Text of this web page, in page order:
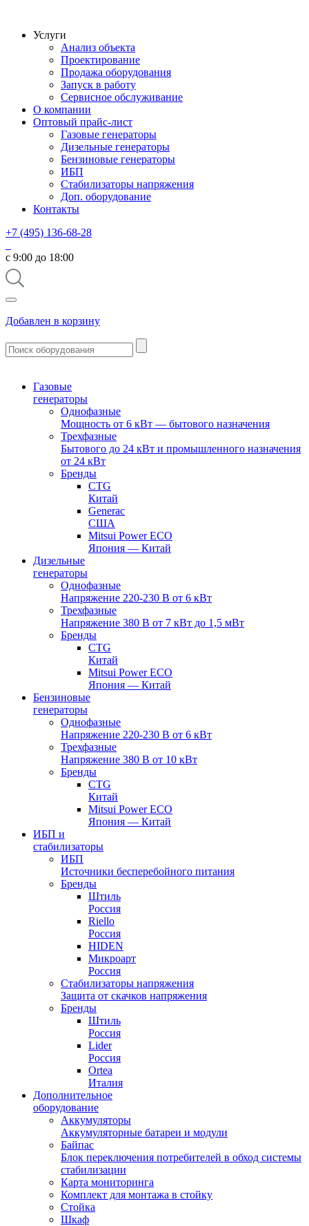
Услуги
Анализ объекта
Проектирование
Продажа оборудования
Запуск в работу
Сервисное обслуживание
О компании
Оптовый прайс-лист
Газовые генераторы
Дизельные генераторы
Бензиновые генераторы
ИБП
Стабилизаторы напряжения
Доп. оборудование
Контакты
+7 (495) 136-68-28
с 9:00 до 18:00
Добавлен в корзину
Газовые
генераторы
Однофазные
Мощность от 6 кВт — бытового назначения
Трехфазные
Бытового до 24 кВт и промышленного назначения
от 24 кВт
Бренды
CTG
Китай
Generac
США
Mitsui Power ECO
Япония — Китай
Дизельные
генераторы
Однофазные
Напряжение 220-230 В от 6 кВт
Трехфазные
Напряжение 380 В от 7 кВт до 1,5 мВт
Бренды
CTG
Китай
Mitsui Power ECO
Япония — Китай
Бензиновые
генераторы
Однофазные
Напряжение 220-230 В от 6 кВт
Трехфазные
Напряжение 380 В от 10 кВт
Бренды
CTG
Китай
Mitsui Power ECO
Япония — Китай
ИБП и
стабилизаторы
ИБП
Источники бесперебойного питания
Бренды
Штиль
Россия
Riello
Россия
HIDEN
Микроарт
Россия
Стабилизаторы напряжения
Защита от скачков напряжения
Бренды
Штиль
Россия
Lider
Россия
Ortea
Италия
Дополнительное
оборудование
Аккумуляторы
Аккумуляторные батареи и модули
Байпас
Блок переключения потребителей в обход системы
стабилизации
Карта мониторинга
Комплект для монтажа в стойку
Стойка
Шкаф